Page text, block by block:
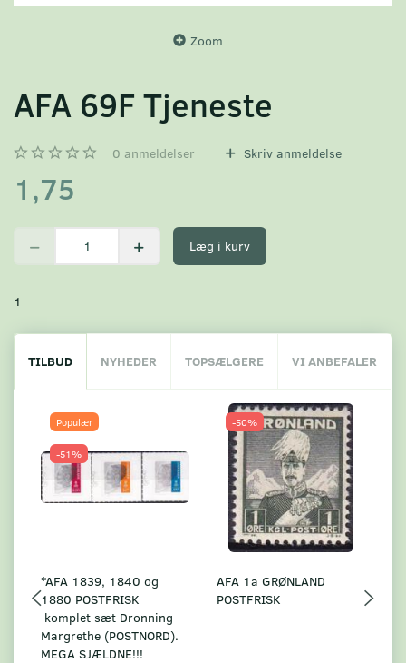
Zoom
AFA 69F Tjeneste
0 anmeldelser Skriv anmeldelse
1,75
Læg i kurv
1
TILBUD NYHEDER TOPSÆLGERE VI ANBEFALER
Populær
-51%
*AFA 1839, 1840 og
1880 POSTFRISK
komplet sæt Dronning
Margrethe (POSTNORD).
MEGA SJÆLDNE!!!
-50%
AFA 1a GRØNLAND
POSTFRISK